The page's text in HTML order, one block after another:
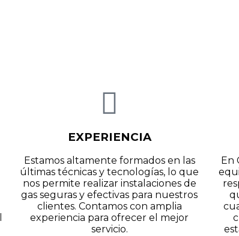
EXPERIENCIA
Estamos altamente formados en las
últimas técnicas y tecnologías, lo que
nos permite realizar instalaciones de
gas seguras y efectivas para nuestros
clientes. Contamos con amplia
experiencia para ofrecer el mejor
servicio.
En